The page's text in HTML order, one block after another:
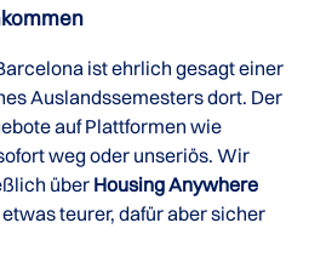
ist ehrlich gesagt einer
Auslandssemesters dort. Der
auf Plattformen wie
weg oder unseriös. Wir
über Housing Anywhere
teurer, dafür aber sicher